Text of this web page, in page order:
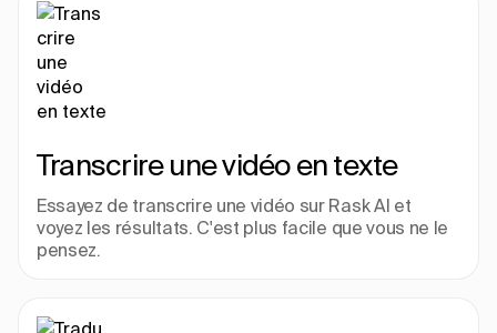
Transcrire une vidéo en texte
Essayez de transcrire une vidéo sur Rask AI et
voyez les résultats. C'est plus facile que vous ne le
pensez.